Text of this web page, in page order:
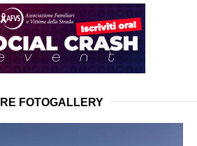
FOTOGALLERY